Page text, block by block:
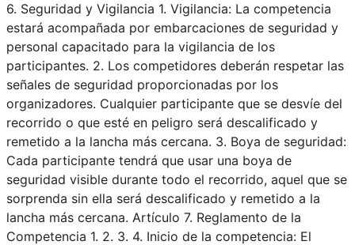
6. Seguridad y Vigilancia 1. Vigilancia: La competencia
estará acompañada por embarcaciones de seguridad y
personal capacitado para la vigilancia de los
participantes. 2. Los competidores deberán respetar las
señales de seguridad proporcionadas por los
organizadores. Cualquier participante que se desvíe del
recorrido o que esté en peligro será descalificado y
remetido a la lancha más cercana. 3. Boya de seguridad:
Cada participante tendrá que usar una boya de
seguridad visible durante todo el recorrido, aquel que se
sorprenda sin ella será descalificado y remetido a la
lancha más cercana. Artículo 7. Reglamento de la
Competencia 1. 2. 3. 4. Inicio de la competencia: El